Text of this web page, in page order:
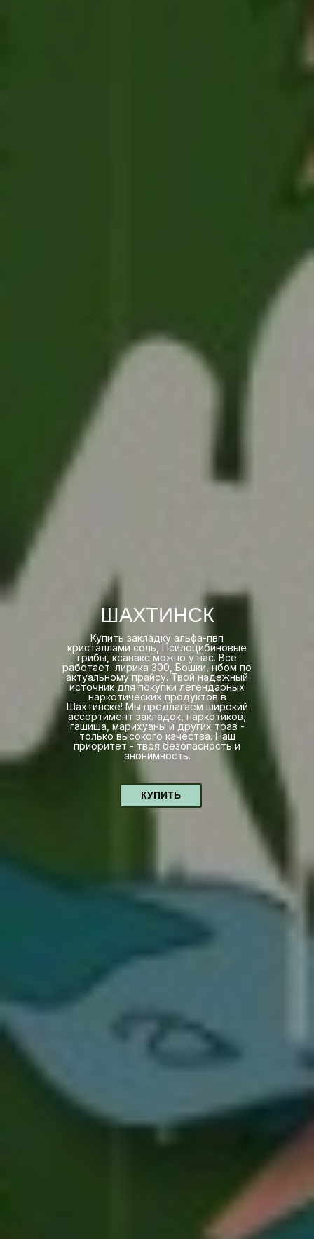
ШАХТИНСК
Купить закладку альфа-пвп
кристаллами соль, Псилоцибиновые
грибы, ксанакс можно у нас. Всё
работает: лирика 300, Бошки, нбом по
актуальному прайсу. Твой надежный
источник для покупки легендарных
наркотических продуктов в
Шахтинске! Мы предлагаем широкий
ассортимент закладок, наркотиков,
гашиша, марихуаны и других трав -
только высокого качества. Наш
приоритет - твоя безопасность и
анонимность.
КУПИТЬ